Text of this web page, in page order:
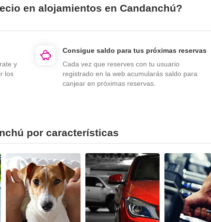
en alojamientos en Candanchú?
y
los
Consigue saldo para tus próximas reservas
Cada vez que reserves con tu usuario
registrado en la web acumularás saldo para
canjear en próximas reservas.
por características